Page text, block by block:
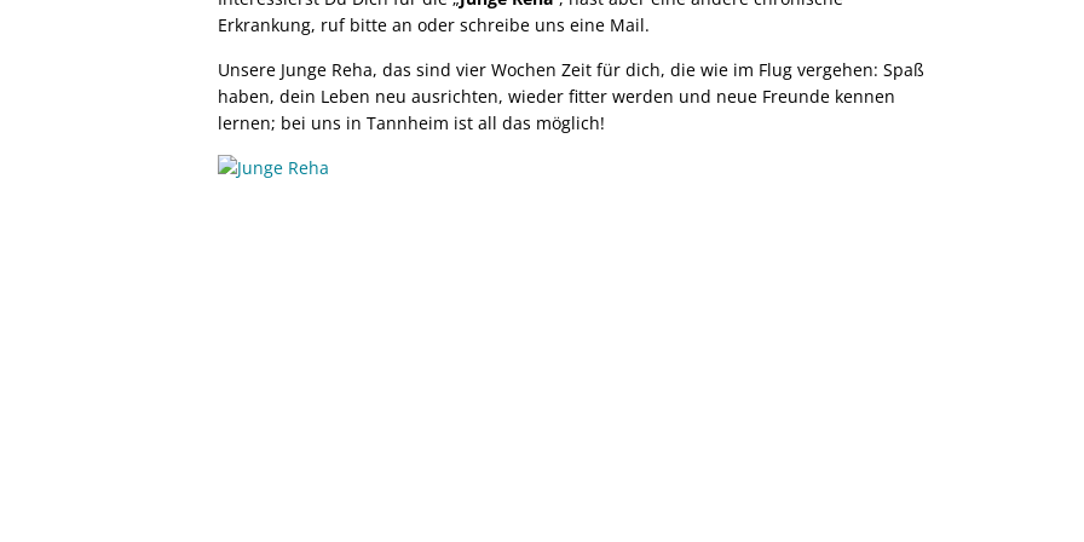
KONTAKT
DATENSCHUTZ
WEBCAM
und seine Familie.
ERGOTHERAPIE
ERNÄHRUNGSBERATUNG
Behandlungen und Übungen.
Erkrankung, ruf bitte an oder schreibe uns eine Mail.
Unsere Junge Reha, das sind vier Wochen Zeit für dich, die wie im Flug vergehen: Spaß
haben, dein Leben neu ausrichten, wieder fitter werden und neue Freunde kennen
lernen; bei uns in Tannheim ist all das möglich!